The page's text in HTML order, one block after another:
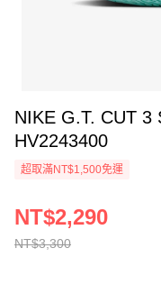
NIKE G.T. CUT 3
HV2243400
超取滿NT$1,500免運
NT$3,300
NT$2,290